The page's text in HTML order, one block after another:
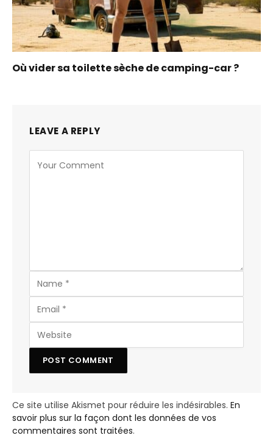
Où vider sa toilette sèche de camping-car ?
LEAVE A REPLY
Ce site utilise Akismet pour réduire les indésirables. En
savoir plus sur la façon dont les données de vos
commentaires sont traitées.